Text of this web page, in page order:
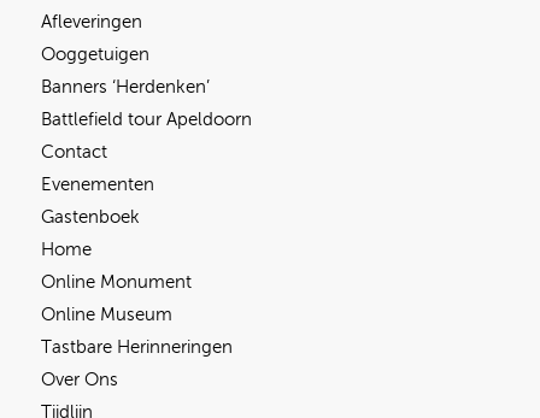
Afleveringen
Ooggetuigen
Banners ‘Herdenken’
Battlefield tour Apeldoorn
Contact
Evenementen
Gastenboek
Home
Online Monument
Online Museum
Tastbare Herinneringen
Over Ons
Tijdlijn